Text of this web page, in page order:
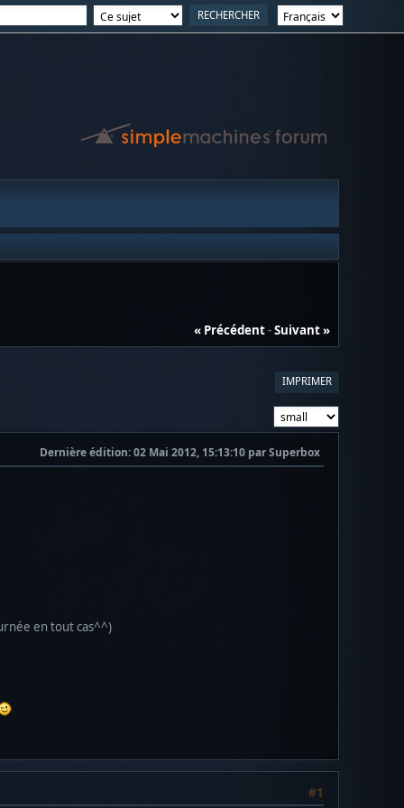
« Précédent-Suivant »
IMPRIMER
Dernière édition: 02 Mai 2012, 15:13:10 par Superbox
en tout cas^^)
#1